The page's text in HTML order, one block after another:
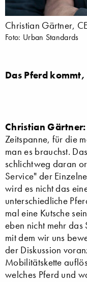
Christian Gärtner,
Foto: Urban Standards
Das Pferd
Christian Gärtner:
Zeitspanne, für die
man es brauchst.
schlichtweg daran
Service" der
wird es nicht das
unterschiedliche
mal eine Kutsche
eben nicht mehr
mit dem wir uns
der Diskussion
Mobilitätskette
welches Pferd und